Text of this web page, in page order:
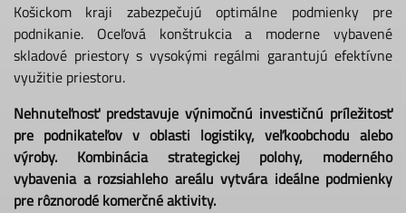
Košickom kraji zabezpečujú optimálne podmienky pre
podnikanie. Oceľová konštrukcia a moderne vybavené
skladové priestory s vysokými regálmi garantujú efektívne
využitie priestoru.
Nehnuteľnosť predstavuje výnimočnú investičnú príležitosť
pre podnikateľov v oblasti logistiky, veľkoobchodu alebo
výroby. Kombinácia strategickej polohy, moderného
vybavenia a rozsiahleho areálu vytvára ideálne podmienky
pre rôznorodé komerčné aktivity.